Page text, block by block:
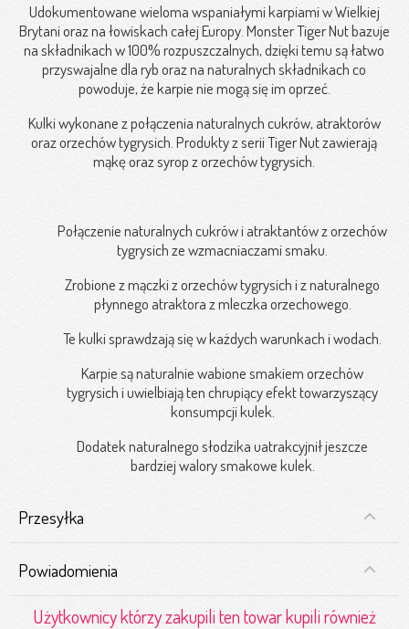
Udokumentowane wieloma wspaniałymi karpiami w Wielkiej
Brytani oraz na łowiskach całej Europy. Monster Tiger Nut bazuje
na składnikach w 100% rozpuszczalnych, dzięki temu są łatwo
przyswajalne dla ryb oraz na naturalnych składnikach co
powoduje, że karpie nie mogą się im oprzeć.
Kulki wykonane z połączenia naturalnych cukrów, atraktorów
oraz orzechów tygrysich. Produkty z serii Tiger Nut zawierają
mąkę oraz syrop z orzechów tygrysich.
Połączenie naturalnych cukrów i atraktantów z orzechów
tygrysich ze wzmacniaczami smaku.
Zrobione z mączki z orzechów tygrysich i z naturalnego
płynnego atraktora z mleczka orzechowego.
Te kulki sprawdzają się w każdych warunkach i wodach.
Karpie są naturalnie wabione smakiem orzechów
tygrysich i uwielbiają ten chrupiący efekt towarzyszący
konsumpcji kulek.
Dodatek naturalnego słodzika uatrakcyjnił jeszcze
bardziej walory smakowe kulek.
Przesyłka
Powiadomienia
Użytkownicy którzy zakupili ten towar kupili również